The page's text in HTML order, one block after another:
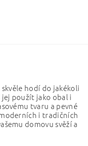
hodí do jakékoli
použít jako obal i
tvaru a pevné
i tradičních
domovu svěží a